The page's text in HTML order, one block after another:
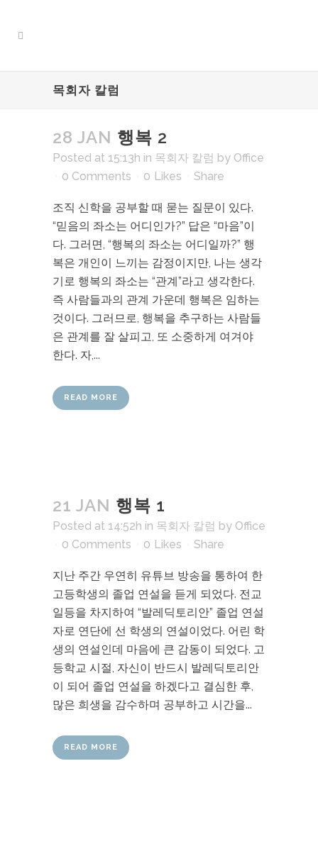
목회자 칼럼
28 JAN 행복 2
Posted at 15:13h in 목회자 칼럼 by Office
0 Comments
0 Likes Share
조직 신학을 공부할 때 묻는 질문이 있다.
“믿음의 좌소는 어디인가?” 답은 “마음”이
다. 그러면, “행복의 좌소는 어디일까?” 행
복은 개인이 느끼는 감정이지만, 나는 생각
기로 행복의 좌소는 “관계”라고 생각한다.
즉 사람들과의 관계 가운데 행복은 임하는
것이다. 그러므로, 행복을 추구하는 사람들
은 관계를 잘 살피고, 또 소중하게 여겨야
한다. 자,...
READ MORE
21 JAN 행복 1
Posted at 14:52h in 목회자 칼럼 by Office
0 Comments
0 Likes Share
지난 주간 우연히 유튜브 방송을 통하여 한
고등학생의 졸업 연설을 듣게 되었다. 전교
일등을 차지하여 “발레딕토리안” 졸업 연설
자로 연단에 선 학생의 연설이었다. 어린 학
생의 연설인데 마음에 큰 감동이 되었다. 고
등학교 시절, 자신이 반드시 발레딕토리안
이 되어 졸업 연설을 하겠다고 결심한 후,
많은 희생을 감수하며 공부하고 시간을...
READ MORE